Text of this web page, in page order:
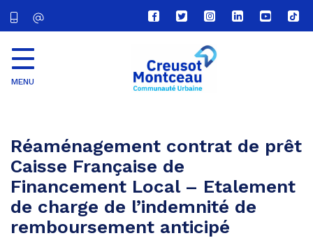
Lien
vers
compte
Facebook
Lien
vers
compte
Twitter
Lien
vers
le
compte
Lien
vers
Lien
vers
Lien
vers
MENU
Réaménagement contrat de prêt
Caisse Française de
Financement Local – Etalement
de charge de l’indemnité de
remboursement anticipé